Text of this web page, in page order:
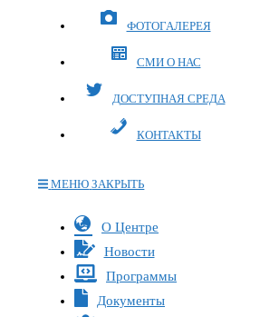
ФОТОГАЛЕРЕЯ
СМИ О НАС
ДОСТУПНАЯ СРЕДА
КОНТАКТЫ
МЕНЮ ЗАКРЫТЬ
Переключите
кнопку,
чтобы
развернуть
О Центре
Новости
Программы
Документы